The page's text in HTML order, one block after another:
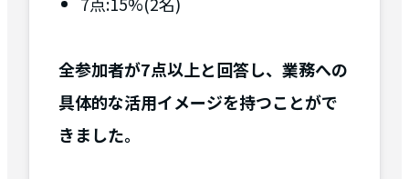
全参加者が7点以上と回答し、業務への
具体的な活用イメージを持つことがで
きました。